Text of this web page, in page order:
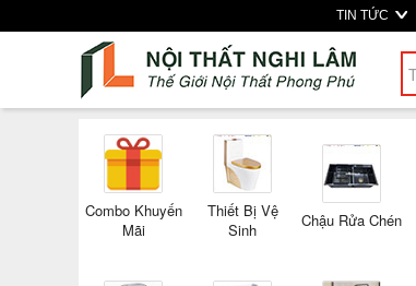
TIN TỨC
Combo Khuyến
Mãi
Thiết Bị Vệ
Sinh
Chậu Rửa Chén